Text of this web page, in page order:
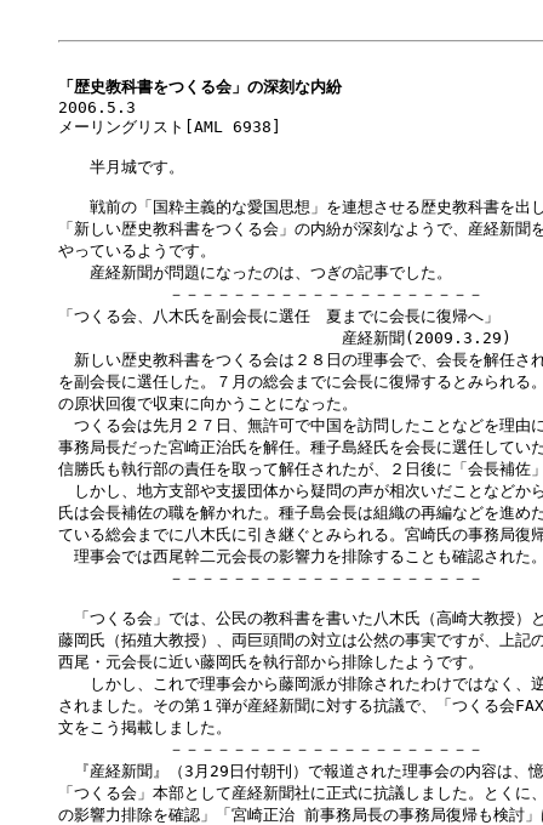
「歴史教科書をつくる会」の深刻な内紛
2006.5.3
メーリングリスト[AML 6938]
半月城です。
戦前の「国粋主義的な愛国思想」を連想させる歴史教科書を出
「新しい歴史教科書をつくる会」の内紛が深刻なようで、産経新聞
やっているようです。
産経新聞が問題になったのは、つぎの記事でした。
－－－－－－－－－－－－－－－－－－－－
「つくる会、八木氏を副会長に選任　夏までに会長に復帰へ」
産経新聞(2009.3.29)
新しい歴史教科書をつくる会は２８日の理事会で、会長を解任さ
を副会長に選任した。７月の総会までに会長に復帰するとみられる
の原状回復で収束に向かうことになった。
つくる会は先月２７日、無許可で中国を訪問したことなどを理由
事務局長だった宮崎正治氏を解任。種子島経氏を会長に選任してい
信勝氏も執行部の責任を取って解任されたが、２日後に「会長補佐
しかし、地方支部や支援団体から疑問の声が相次いだことなどか
氏は会長補佐の職を解かれた。種子島会長は組織の再編などを進め
ている総会までに八木氏に引き継ぐとみられる。宮崎氏の事務局復
理事会では西尾幹二元会長の影響力を排除することも確認された
－－－－－－－－－－－－－－－－－－－－
「つくる会」では、公民の教科書を書いた八木氏（高崎大教授）
藤岡氏（拓殖大教授）、両巨頭間の対立は公然の事実ですが、上記
西尾・元会長に近い藤岡氏を執行部から排除したようです。
しかし、これで理事会から藤岡派が排除されたわけではなく、
されました。その第１弾が産経新聞に対する抗議で、「つくる会
文をこう掲載しました。
－－－－－－－－－－－－－－－－－－－－
『産経新聞』（3月29日付朝刊）で報道された理事会の内容は、
「つくる会」本部として産経新聞社に正式に抗議しました。とく
の影響力排除を確認」「宮崎正治 前事務局長の事務局復帰も検討